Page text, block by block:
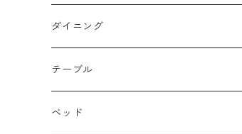
２人掛け
３人掛け
カウチソファ
ダイニング
チェア・ベンチ
テーブル
テーブル
ローテーブル
ベッド